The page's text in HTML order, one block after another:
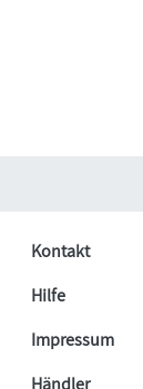
Kontakt
Hilfe
Impressum
Händler